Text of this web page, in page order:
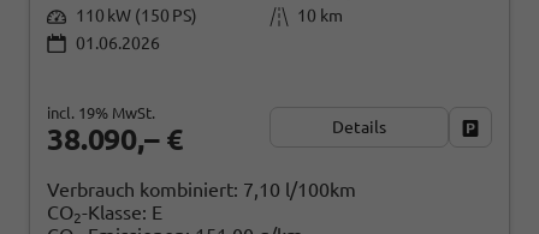
110 kW (150 PS)
10 km
01.06.2026
38.090,– €
incl. 19% MwSt.
Details
Verbrauch kombiniert: 7,10 l/100km
CO2-Klasse: E